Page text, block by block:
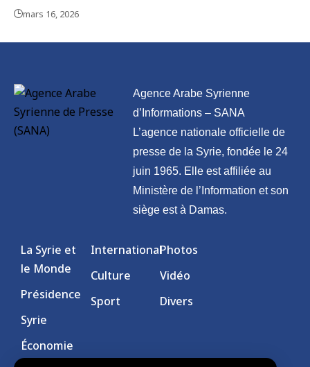
mars 16, 2026
Agence Arabe Syrienne
d’Informations – SANA
L’agence nationale officielle de
presse de la Syrie, fondée le 24
juin 1965. Elle est affiliée au
Ministère de l’Information et son
siège est à Damas.
La Syrie et
le Monde
Présidence
Syrie
Économie
International
Culture
Sport
Photos
Vidéo
Divers